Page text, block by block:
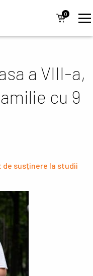
0
items
a VIII-a,
cu 9
de susținere la studii